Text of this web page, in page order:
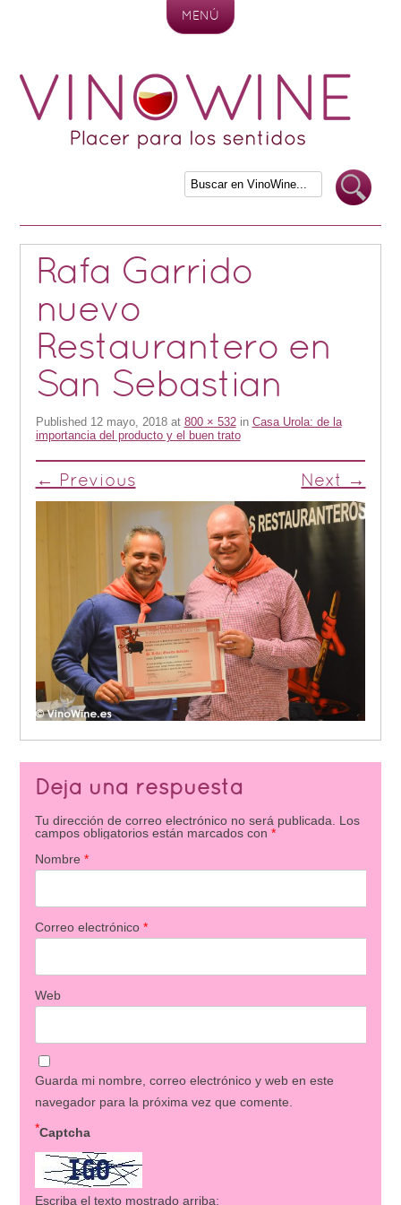
MENÚ
Rafa Garrido
nuevo
Restaurantero en
San Sebastian
Published 12 mayo, 2018at 800 × 532in Casa Urola: de la
importancia del producto y el buen trato
← Previous Next →
Deja una respuesta
Tu dirección de correo electrónico no será publicada.
Los
campos obligatorios están marcados con *
Nombre *
Correo electrónico *
Web
Guarda mi nombre, correo electrónico y web en este
navegador para la próxima vez que comente.
Captcha
*
Escriba el texto mostrado arriba: